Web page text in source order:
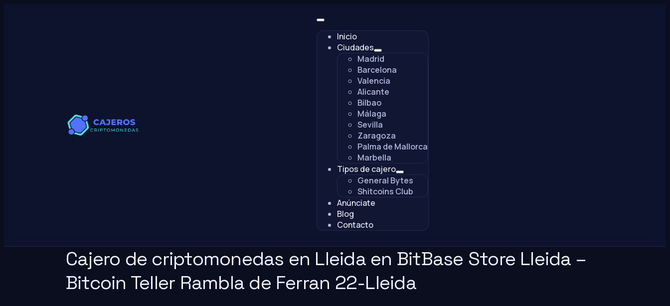
Inicio
Ciudades
Madrid
Barcelona
Valencia
Alicante
Bilbao
Málaga
Sevilla
Zaragoza
Palma de Mallorca
Marbella
Tipos de cajero
General Bytes
Shitcoins Club
Anúnciate
Blog
Contacto
Cajero de criptomonedas en Lleida en BitBase Store Lleida –
Bitcoin Teller Rambla de Ferran 22-Lleida